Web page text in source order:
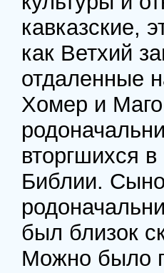
кавказские,
как Ветхий
отдаленные
Хомер и
вторгшихся
Библии.
был близок
Можно было